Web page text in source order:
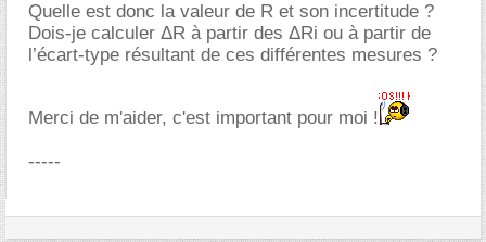
Quelle est donc la valeur de R et son incertitude ?
Dois-je calculer ΔR à partir des ΔRi ou à partir de
l’écart-type résultant de ces différentes mesures ?
Merci de m'aider, c'est important pour moi !
-----